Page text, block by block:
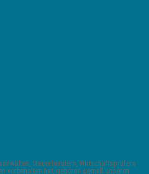
Steuerberatern, Wirtschaftsprüfern
vorbehalten hat, gehören gemäß unseren